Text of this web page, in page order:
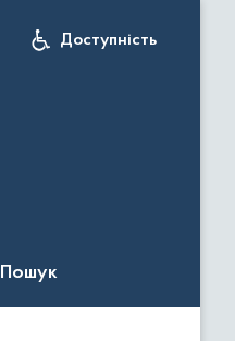
Доступність
Пошук